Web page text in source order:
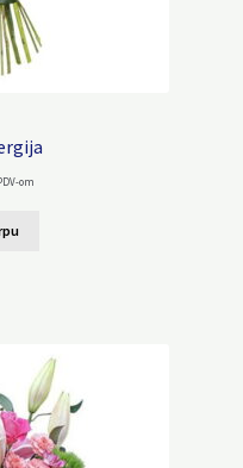
om